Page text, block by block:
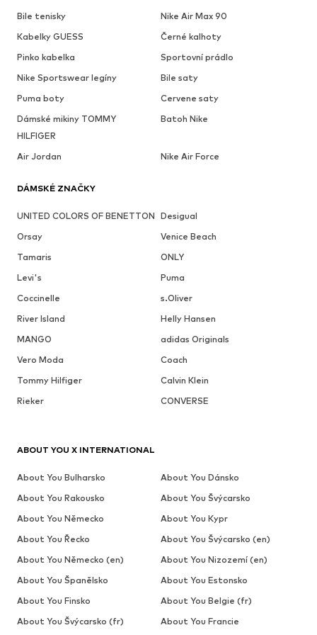
Bile tenisky
Nike Air Max 90
Kabelky GUESS
Černé kalhoty
Pinko kabelka
Sportovní prádlo
Nike Sportswear legíny
Bile saty
Puma boty
Cervene saty
Dámské mikiny TOMMY
HILFIGER
Batoh Nike
Air Jordan Nike Air Force
DÁMSKÉ ZNAČKY
UNITED COLORS OF BENETTON Desigual
Orsay
Venice Beach
Tamaris
ONLY
Levi's
Puma
Coccinelle
s.Oliver
River Island
Helly Hansen
MANGO
adidas Originals
Vero Moda
Coach
Tommy Hilfiger
Calvin Klein
Rieker
CONVERSE
ABOUT YOU X INTERNATIONAL
About You Bulharsko
About You Dánsko
About You Rakousko
About You Švýcarsko
About You Německo
About You Kypr
About You Řecko
About You Švýcarsko (en)
About You Německo (en)
About You Nizozemí (en)
About You Španělsko
About You Estonsko
About You Finsko
About You Belgie (fr)
About You Švýcarsko (fr)
About You Francie